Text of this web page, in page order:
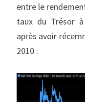
entre le
taux du Trésor
après avoir
2010 :